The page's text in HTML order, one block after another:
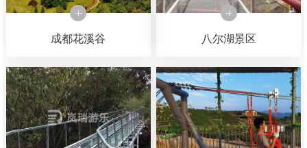
成都花溪谷 八尔湖景区